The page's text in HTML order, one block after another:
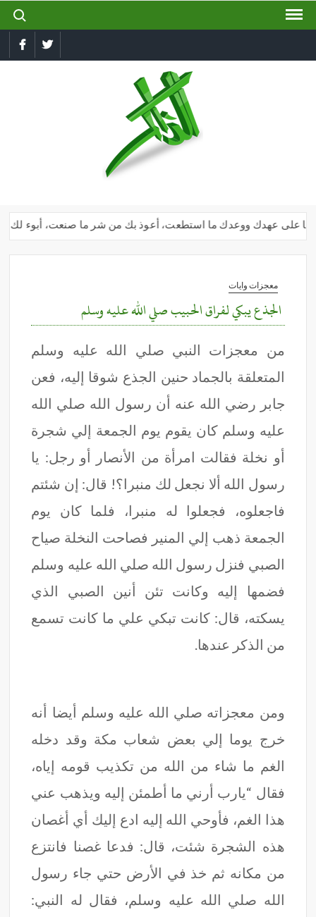
Skip
for:
Twitter
على عهدك ووعدك ما استطعت، أعوذ بك من شر ما صنعت، أبوء لك
معجزات وايات
الجذع يبكي لفراق الحبيب صلي الله عليه وسلم
من معجزات النبي صلي الله عليه وسلم
المتعلقة بالجماد حنين الجذع شوقا إليه، فعن
جابر رضي الله عنه أن رسول الله صلي الله
عليه وسلم كان يقوم يوم الجمعة إلي شجرة
أو نخلة فقالت امرأة من الأنصار أو رجل: يا
رسول الله ألا نجعل لك منبرا؟! قال: إن شئتم
فاجعلوه، فجعلوا له منبرا، فلما كان يوم
الجمعة ذهب إلي المنير فصاحت النخلة صياح
الصبي فنزل رسول الله صلي الله عليه وسلم
فضمها إليه وكانت تئن أنين الصبي الذي
يسكته، قال: كانت تبكي علي ما كانت تسمع
من الذكر عندها.
ومن معجزاته صلي الله عليه وسلم أيضا أنه
خرج يوما إلي بعض شعاب مكة وقد دخله
الغم ما شاء من الله من تكذيب قومه إياه،
فقال “يارب أرني ما أطمئن إليه ويذهب عني
هذا الغم، فأوحي الله إليه ادع إليك أي أغصان
هذه الشجرة شئت، قال: فدعا غصنا فانتزع
من مكانه ثم خذ في الأرض حتي جاء رسول
الله صلي الله عليه وسلم، فقال له النبي: